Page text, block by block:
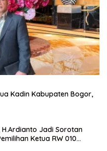
Kadin Kabupaten Bogor,
Jadi Sorotan
Ketua RW 010